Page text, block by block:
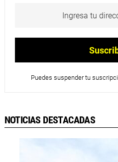
Puedes suspender tu
NOTICIAS DESTACADAS